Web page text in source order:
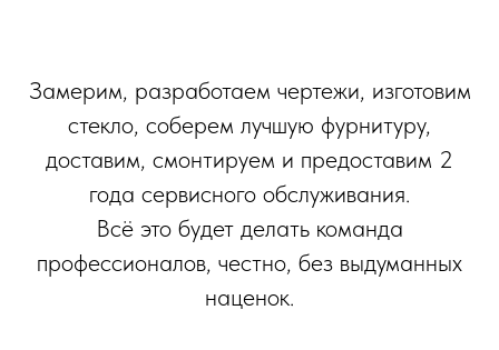
Замерим, разработаем чертежи, изготовим
стекло, соберем лучшую фурнитуру,
доставим, смонтируем и предоставим 2
года сервисного обслуживания.
Всё это будет делать команда
профессионалов, честно, без выдуманных
наценок.